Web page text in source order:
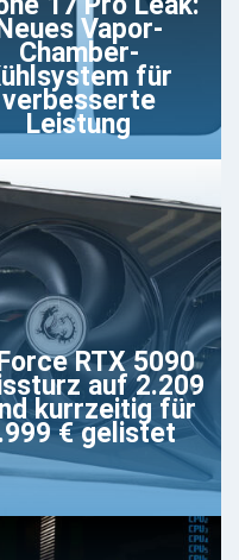
Neues Vapor-
Chamber-
für
verbesserte
Leistung
RTX 5090
auf 2.209
kurrzeitig für
€ gelistet